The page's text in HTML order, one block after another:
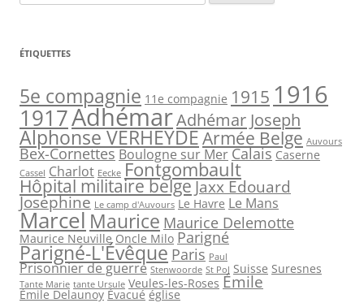
ÉTIQUETTES
5e compagnie 11e compagnie 1915 1916
1917AdhémarAdhémar Joseph
Alphonse VERHEYDEArmée Belge Auvours
Bex-Cornettes Boulogne sur MerCalais Caserne
Cassel Charlot Eecke Fontgombault
Hôpital militaire belgeJaxx Edouard
Joséphine Le camp d'Auvours Le Havre Le Mans
Marcel Maurice Maurice Delemotte
Maurice Neuville Oncle Milo Parigné
Parigné-L'Évêque Paris Paul
Prisonnier de guerre Stenwoorde St Pol Suisse Suresnes
Tante Marie tante Ursule Veules-les-Roses Émile
Émile Delaunoy Évacué église